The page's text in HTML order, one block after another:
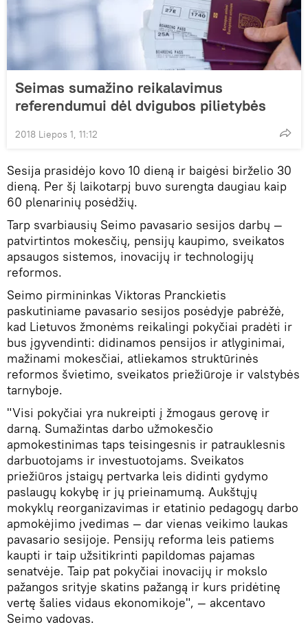
Seimas sumažino reikalavimus
referendumui dėl dvigubos pilietybės
2018 Liepos 1, 11:12
Sesija prasidėjo kovo 10 dieną ir baigėsi birželio 30
dieną. Per šį laikotarpį buvo surengta daugiau kaip
60 plenarinių posėdžių.
Tarp svarbiausių Seimo pavasario sesijos darbų —
patvirtintos mokesčių, pensijų kaupimo, sveikatos
apsaugos sistemos, inovacijų ir technologijų
reformos.
Seimo pirmininkas Viktoras Pranckietis
paskutiniame pavasario sesijos posėdyje pabrėžė,
kad Lietuvos žmonėms reikalingi pokyčiai pradėti ir
bus įgyvendinti: didinamos pensijos ir atlyginimai,
mažinami mokesčiai, atliekamos struktūrinės
reformos švietimo, sveikatos priežiūroje ir valstybės
tarnyboje.
"Visi pokyčiai yra nukreipti į žmogaus gerovę ir
darną. Sumažintas darbo užmokesčio
apmokestinimas taps teisingesnis ir patrauklesnis
darbuotojams ir investuotojams. Sveikatos
priežiūros įstaigų pertvarka leis didinti gydymo
paslaugų kokybę ir jų prieinamumą. Aukštųjų
mokyklų reorganizavimas ir etatinio pedagogų darbo
apmokėjimo įvedimas — dar vienas veikimo laukas
pavasario sesijoje. Pensijų reforma leis patiems
kaupti ir taip užsitikrinti papildomas pajamas
senatvėje. Taip pat pokyčiai inovacijų ir mokslo
pažangos srityje skatins pažangą ir kurs pridėtinę
vertę šalies vidaus ekonomikoje", — akcentavo
Seimo vadovas.